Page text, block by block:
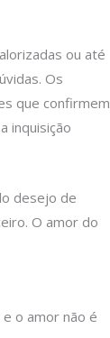
ou até
Os
que confirmem
inquisição
desejo de
O amor do
e o amor não é